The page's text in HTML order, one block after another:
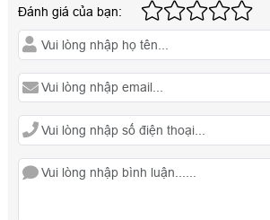
Đánh giá của bạn: